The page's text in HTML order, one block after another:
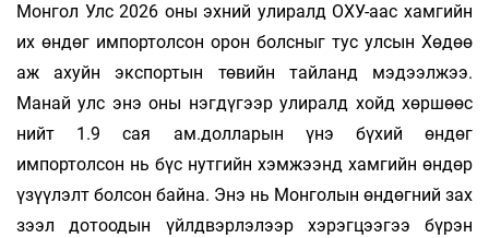
Монгол Улс 2026 оны эхний улиралд ОХУ-аас хамгийн
их өндөг импортолсон орон болсныг тус улсын Хөдөө
аж ахуйн экспортын төвийн тайланд мэдээлжээ.
Манай улс энэ оны нэгдүгээр улиралд хойд хөршөөс
нийт 1.9 сая ам.долларын үнэ бүхий өндөг
импортолсон нь бүс нутгийн хэмжээнд хамгийн өндөр
үзүүлэлт болсон байна. Энэ нь Монголын өндөгний зах
зээл дотоодын үйлдвэрлэлээр хэрэгцээгээ бүрэн